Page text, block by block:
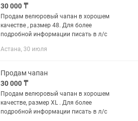
30 000 ₸
Продам велюровый чапан в хорошем
качестве , размер 48. Для более
подробной информации писать в л/с
Астана, 30 июля
Продам чапан
30 000 ₸
Продам велюровый чапан в хорошем
качестве, размер XL . Для более
подробной информации писать в л/с